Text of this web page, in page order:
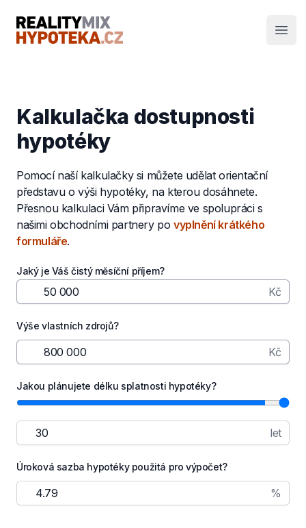
RealityMIX Hypotéka
Kalkulačka dostupnosti
hypotéky
Pomocí naší kalkulačky si můžete udělat orientační
představu o výši hypotéky, na kterou dosáhnete.
Přesnou kalkulaci Vám připravíme ve spolupráci s
našimi obchodními partnery po vyplnění krátkého
formuláře.
Jaký je Váš čistý měsíční příjem?
Kč
Výše vlastních zdrojů?
Kč
Jakou plánujete délku splatnosti hypotéky?
let
Úroková sazba hypotéky použitá pro výpočet?
%